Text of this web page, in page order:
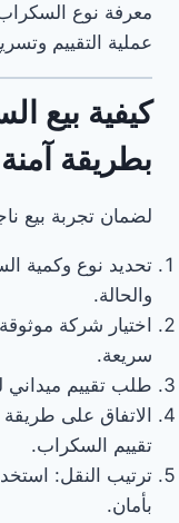
معرفة نوع
عملية التقييم
كيفية بيع
بطريقة
لضمان تجربة بيع
تحديد نوع وكمية
والحالة.
اختيار شركة
سريعة.
طلب تقييم ميداني
الاتفاق على طريقة
تقييم السكراب.
ترتيب النقل:
بأمان.